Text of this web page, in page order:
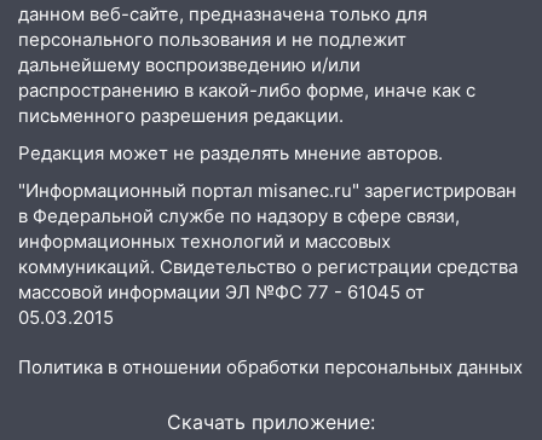
данном веб-сайте, предназначена только для
персонального пользования и не подлежит
дальнейшему воспроизведению и/или
распространению в какой-либо форме, иначе как с
письменного разрешения редакции.
Редакция может не разделять мнение авторов.
"Информационный портал misanec.ru" зарегистрирован
в Федеральной службе по надзору в сфере связи,
информационных технологий и массовых
коммуникаций. Свидетельство о регистрации средства
массовой информации ЭЛ №ФС 77 - 61045 от
05.03.2015
Политика в отношении обработки персональных данных
Скачать приложение: